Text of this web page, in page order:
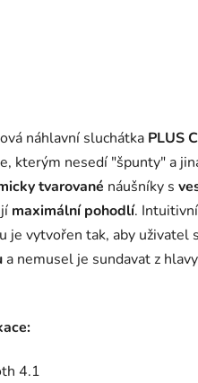
náhlavní sluchátka PLUS
kterým nesedí "špunty" a
tvarované náušníky s
maximální pohodlí. Intuitivní
je vytvořen tak, aby uživatel
a nemusel je sundavat z
4.1